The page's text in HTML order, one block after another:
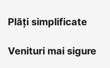
Plăți simplificate
Venituri mai sigure